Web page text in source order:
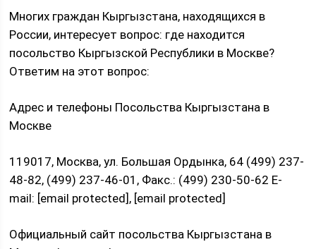
Многих граждан Кыргызстана, находящихся в
России, интересует вопрос: где находится
посольство Кыргызской Республики в Москве?
Ответим на этот вопрос:
Адрес и телефоны Посольства Кыргызстана в
Москве
119017, Москва, ул. Большая Ордынка, 64 (499) 237-
48-82, (499) 237-46-01, Факс.: (499) 230-50-62 E-
mail: [email protected], [email protected]
Официальный сайт посольства Кыргызстана в